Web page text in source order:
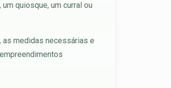
quiosque, um curral ou
as medidas necessárias e